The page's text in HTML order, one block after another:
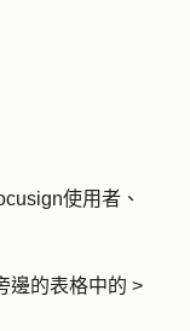
使用者、
邊的表格中的 >